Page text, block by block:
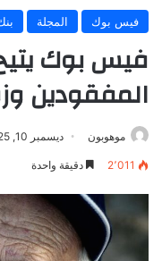
فيس بوك المجلة
فيس بوك
المفقودين
موهوبون ديسمبر 10, 2025
2٬011 دقيقة واحدة